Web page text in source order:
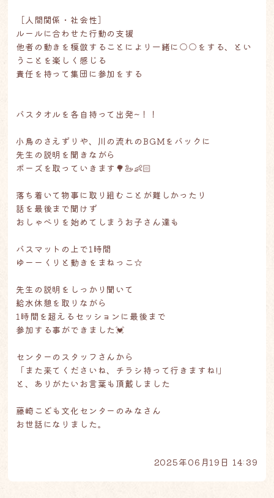
［人間関係・社会性］
ルールに合わせた行動の支援
他者の動きを模倣することにより一緒に○○をする、とい
うことを楽しく感じる
責任を持って集団に参加をする
バスタオルを各自持って出発~！！
小鳥のさえずりや、川の流れのBGMをバックに
先生の説明を聞きながら
ポーズを取っていきます🌳🦢👶🏻
落ち着いて物事に取り組むことが難しかったり
話を最後まで聞けず
おしゃべりを始めてしまうお子さん達も
バスマットの上で1時間
ゆーーくりと動きをまねっこ☆
先生の説明をしっかり聞いて
給水休憩を取りながら
1時間を超えるセッションに最後まで
参加する事ができました💓
センターのスタッフさんから
「また来てくださいね、チラシ持って行きますね!」
と、ありがたいお言葉も頂戴しました
藤崎こども文化センターのみなさん
お世話になりました。
2025年06月19日 14:39